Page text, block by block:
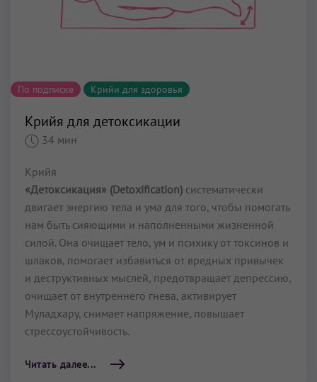
По подписке Крийи для здоровья
Крийя для детоксикации
34 мин
Крийя
«Детоксикация» (Detoxification) систематически
двигает энергию тела и ума для того, чтобы помогать
нам быть сияющими и наполненными жизненной
силой. Она очищает тело, ум и психику от токсинов и
шлаков, помогает избавиться от вредных привычек
и деструктивных мыслей, предотвращает депрессию,
очищает от внутреннего гнева, активирует
Муладхару, снимает напряжение, повышает
стрессоустойчивость.
Читать далее...